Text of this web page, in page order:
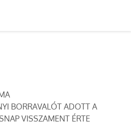
BORRAVALÓT ADOTT A
VISSZAMENT ÉRTE